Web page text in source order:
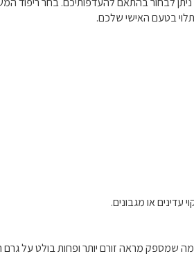
בטעם האישי שלכם.
או מגבונים.
שמספק מראה זורם יותר ופחות בולט על גרם